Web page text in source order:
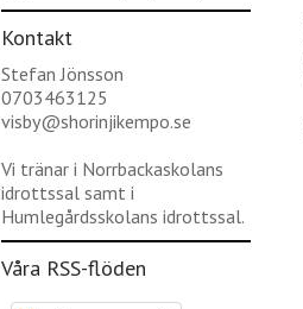
Kontakt
Stefan Jönsson
0703463125
visby@shorinjikempo.se
Vi tränar i Norrbackaskolans
idrottssal samt i
Humlegårdsskolans idrottssal.
Våra RSS-flöden